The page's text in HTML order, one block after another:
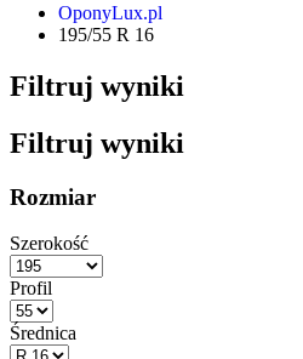
OponyLux.pl
195/55 R 16
Filtruj wyniki
Filtruj wyniki
Rozmiar
Szerokość
Profil
Średnica